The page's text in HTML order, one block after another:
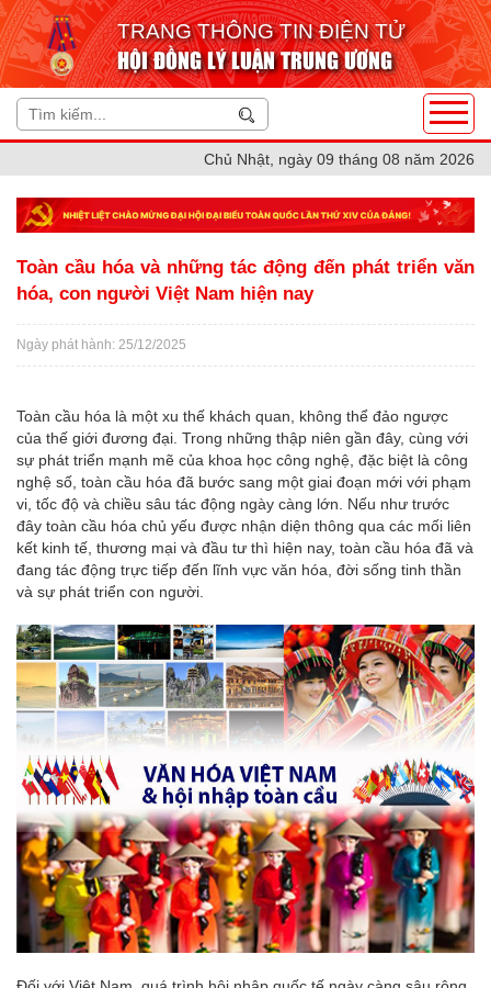
TRANG THÔNG TIN ĐIỆN TỬ
HỘI ĐỒNG LÝ LUẬN TRUNG ƯƠNG
Chủ Nhật, ngày 09 tháng 08 năm 2026
Toàn cầu hóa và những tác động đến phát triển văn
hóa, con người Việt Nam hiện nay
Ngày phát hành: 25/12/2025
Toàn cầu hóa là một xu thế khách quan, không thể đảo ngược
của thế giới đương đại. Trong những thập niên gần đây, cùng với
sự phát triển mạnh mẽ của khoa học công nghệ, đặc biệt là công
nghệ số, toàn cầu hóa đã bước sang một giai đoạn mới với phạm
vi, tốc độ và chiều sâu tác động ngày càng lớn. Nếu như trước
đây toàn cầu hóa chủ yếu được nhận diện thông qua các mối liên
kết kinh tế, thương mại và đầu tư thì hiện nay, toàn cầu hóa đã và
đang tác động trực tiếp đến lĩnh vực văn hóa, đời sống tinh thần
và sự phát triển con người.